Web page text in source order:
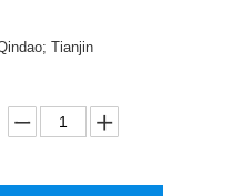
Tianjin